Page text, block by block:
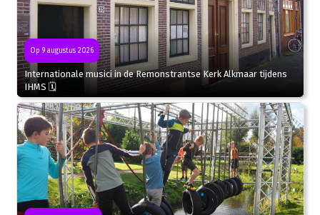
Op 9 augustus 2026
Internationale musici in de Remonstrantse Kerk Alkmaar tijdens
IHMS 🗓